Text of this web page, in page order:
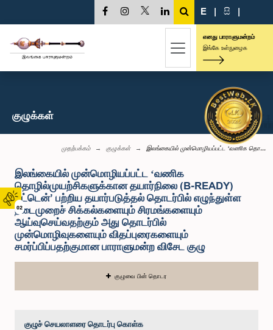
02
E | සි |
எனது பாராளுமன்றம்
இங்கே உள்நுழைக
குழுக்கள்
முதற்பக்கம் குழுக்கள் இலங்கையில் முன்மொழியப்பட்ட ‘வணிக தொ...
இலங்கையில் முன்மொழியப்பட்ட ‘வணிக
தொழில்முயற்சிகளுக்கான தயார்நிலை (B-READY)
சுட்டென்’ பற்றிய தயார்படுத்தல் தொடர்பில் எழுந்துள்ள
நடைமுறைச் சிக்கல்களையும் சிரமங்களையும்
ஆய்வுசெய்வதற்கும் அது தொடர்பில்
முன்மொழிவுகளையும் விதப்புரைகளையும்
சமர்ப்பிப்பதற்குமான பாராளுமன்ற விசேட குழு
குழுவை பின் தொடர
குழுச் செயலாளரை தொடர்பு கொள்க